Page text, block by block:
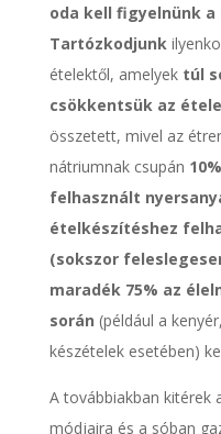
oda kell figyelnünk
Tartózkodjunk
ételektől, amelyek túl
csökkentsük az
összetett, mivel az
nátriumnak csupán
felhasznált
ételkészítéshez
(sokszor
maradék 75% az
során (például a
készételek esetében)
A továbbiakban kitérek
módjaira és a sóban